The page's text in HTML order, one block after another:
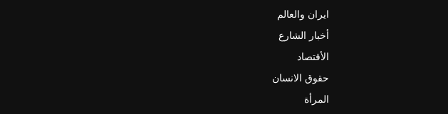
ايران والعالم
أخبار الشارع
الأقتصاد
حقوق الانسان
المرأة